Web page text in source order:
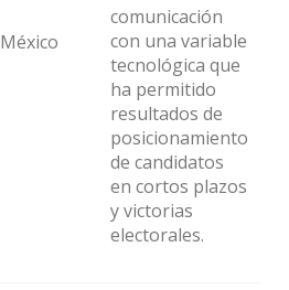
México
comunicación
con una variable
tecnológica que
ha permitido
resultados de
posicionamiento
de candidatos
en cortos plazos
y victorias
electorales.